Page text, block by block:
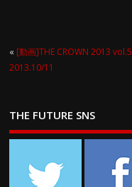
« [動画]THE CROWN 2013 vol.5
2013.10/11
THE FUTURE SNS